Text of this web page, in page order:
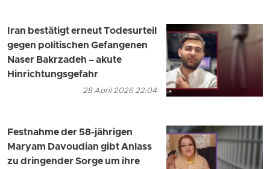
Iran bestätigt erneut Todesurteil
gegen politischen Gefangenen
Naser Bakrzadeh – akute
Hinrichtungsgefahr
28 April 2026 22:04
Festnahme der 58-jährigen
Maryam Davoudian gibt Anlass
zu dringender Sorge um ihre